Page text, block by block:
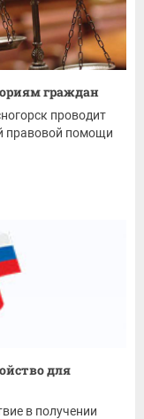
граждан
проводит
правовой помощи
для
в получении